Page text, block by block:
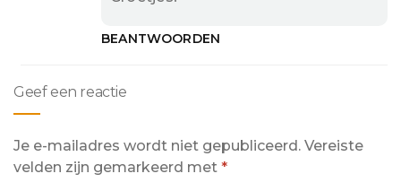
BEANTWOORDEN
Geef een reactie
Je e-mailadres wordt niet gepubliceerd. Vereiste
velden zijn gemarkeerd met *